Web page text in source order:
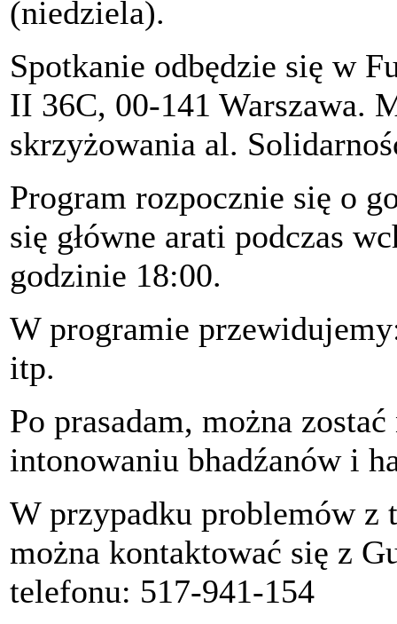
(niedziela).
Spotkanie odbędzie się w
II 36C, 00-141 Warszawa.
skrzyżowania al.
Program rozpocznie się o
się główne arati podczas
godzinie 18:00.
W programie
itp.
Po prasadam, można
intonowaniu bhadźanów i
W przypadku problemów
można kontaktować się z
telefonu: 517-941-154